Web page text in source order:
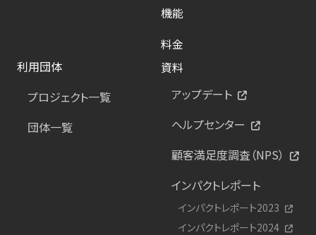
機能
料金
利用団体
プロジェクト一覧
団体一覧
資料
アップデート
ヘルプセンター
顧客満足度調査（NPS）
インパクトレポート
インパクトレポート2023
インパクトレポート2024